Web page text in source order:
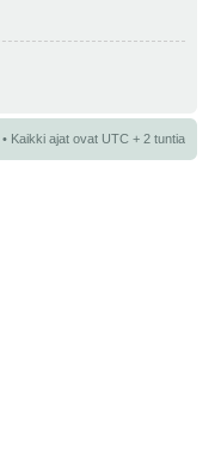
• Kaikki ajat ovat UTC + 2 tuntia